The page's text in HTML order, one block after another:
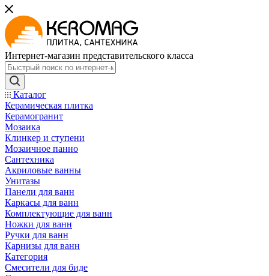
Интернет-магазин представительского класса
Каталог
Керамическая плитка
Керамогранит
Мозаика
Клинкер и ступени
Мозаичное панно
Сантехника
Акриловые ванны
Унитазы
Панели для ванн
Каркасы для ванн
Комплектующие для ванн
Ножки для ванн
Ручки для ванн
Карнизы для ванн
Категория
Смесители для биде